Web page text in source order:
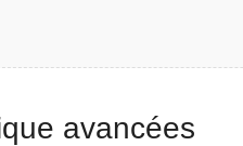
avancées